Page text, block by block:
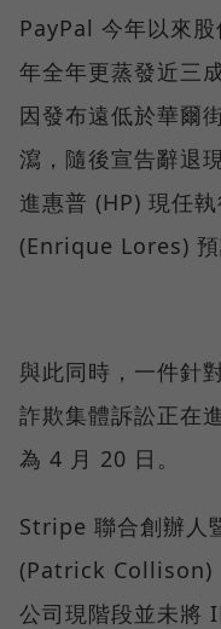
PayPal 今年以來
年全年更蒸發近三
因發布遠低於華爾
瀉，隨後宣告辭退
進惠普 (HP) 現任
(Enrique Lores) 預
與此同時，一件針
詐欺集體訴訟正在
為 4 月 20 日。
Stripe 聯合創辦人
(Patrick Collison)
公司現階段並未將